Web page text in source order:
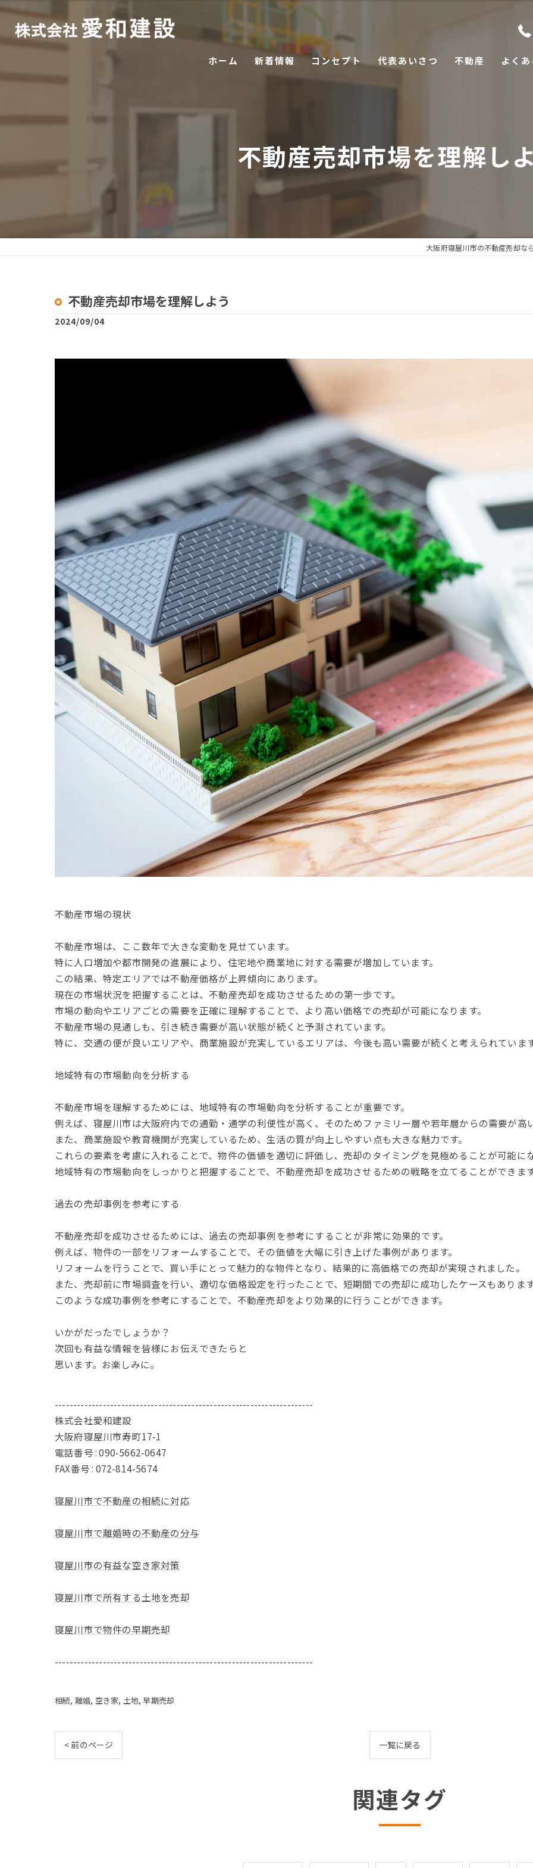
ホーム 新着情報 コンセプト 代表あいさつ 不動産 よく
不動産売却市場を理解し
大阪府寝屋川市の不動産売却な
不動産売却市場を理解しよう
2024/09/04
不動産市場の現状
不動産市場は、ここ数年で大きな変動を見せています。
特に人口増加や都市開発の進展により、住宅地や商業地に対する需要が増加しています。
この結果、特定エリアでは不動産価格が上昇傾向にあります。
現在の市場状況を把握することは、不動産売却を成功させるための第一歩です。
市場の動向やエリアごとの需要を正確に理解することで、より高い価格での売却が可能になります。
不動産市場の見通しも、引き続き需要が高い状態が続くと予測されています。
特に、交通の便が良いエリアや、商業施設が充実しているエリアは、今後も高い需要が続くと考えられていま
地域特有の市場動向を分析する
不動産市場を理解するためには、地域特有の市場動向を分析することが重要です。
例えば、寝屋川市は大阪府内での通勤・通学の利便性が高く、そのためファミリー層や若年層からの需要が高
また、商業施設や教育機関が充実しているため、生活の質が向上しやすい点も大きな魅力です。
これらの要素を考慮に入れることで、物件の価値を適切に評価し、売却のタイミングを見極めることが可能に
地域特有の市場動向をしっかりと把握することで、不動産売却を成功させるための戦略を立てることができま
過去の売却事例を参考にする
不動産売却を成功させるためには、過去の売却事例を参考にすることが非常に効果的です。
例えば、物件の一部をリフォームすることで、その価値を大幅に引き上げた事例があります。
リフォームを行うことで、買い手にとって魅力的な物件となり、結果的に高価格での売却が実現されました。
また、売却前に市場調査を行い、適切な価格設定を行ったことで、短期間での売却に成功したケースもありま
このような成功事例を参考にすることで、不動産売却をより効果的に行うことができます。
いかがだったでしょうか？
次回も有益な情報を皆様にお伝えできたらと
思います。お楽しみに。
----------------------------------------------------------------------
株式会社愛和建設
大阪府寝屋川市寿町17-1
電話番号 : 090-5662-0647
FAX番号 : 072-814-5674
寝屋川市で不動産の相続に対応
寝屋川市で離婚時の不動産の分与
寝屋川市の有益な空き家対策
寝屋川市で所有する土地を売却
寝屋川市で物件の早期売却
----------------------------------------------------------------------
相続 離婚 空き家 土地 早期売却
< 前のページ 一覧に戻る
関連タグ